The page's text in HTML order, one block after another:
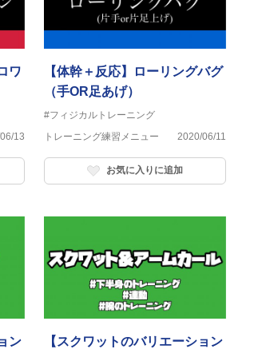
ワ
13
【体幹＋反応】ローリングバグ
（手OR足あげ）
#フィジカルトレーニング
トレーニング練習メニュー
2020/06/11
お気に入りに追加
ン
【スクワットのバリエーション